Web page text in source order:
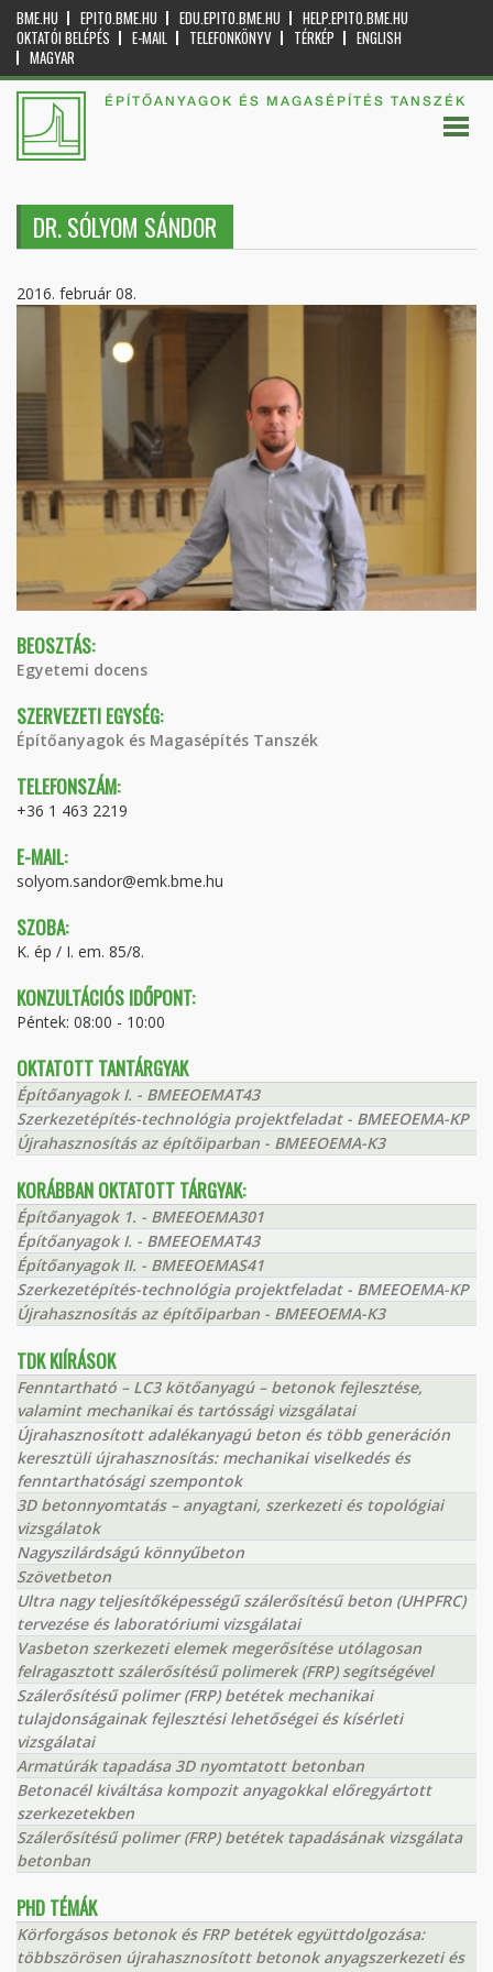
BME.HU EPITO.BME.HU EDU.EPITO.BME.HU
HELP.EPITO.BME.HU
OKTATÓI BELÉPÉS
E-MAIL TELEFONKÖNYV TÉRKÉP
ENGLISH
MAGYAR
ÉPÍTŐANYAGOK ÉS MAGASÉPÍTÉS TANSZÉK
DR. SÓLYOM SÁNDOR
2016. február 08.
BEOSZTÁS:
Egyetemi docens
SZERVEZETI EGYSÉG:
Építőanyagok és Magasépítés Tanszék
TELEFONSZÁM:
+36 1 463 2219
E-MAIL:
solyom.sandor@emk.bme.hu
SZOBA:
K. ép / I. em. 85/8.
KONZULTÁCIÓS IDŐPONT:
Péntek: 08:00 - 10:00
OKTATOTT TANTÁRGYAK
Építőanyagok I. - BMEEOEMAT43
Szerkezetépítés-technológia projektfeladat - BMEEOEMA-KP
Újrahasznosítás az építőiparban - BMEEOEMA-K3
KORÁBBAN OKTATOTT TÁRGYAK:
Építőanyagok 1. - BMEEOEMA301
Építőanyagok I. - BMEEOEMAT43
Építőanyagok II. - BMEEOEMAS41
Szerkezetépítés-technológia projektfeladat - BMEEOEMA-KP
Újrahasznosítás az építőiparban - BMEEOEMA-K3
TDK KIÍRÁSOK
Fenntartható – LC3 kötőanyagú – betonok fejlesztése,
valamint mechanikai és tartóssági vizsgálatai
Újrahasznosított adalékanyagú beton és több generáción
keresztüli újrahasznosítás: mechanikai viselkedés és
fenntarthatósági szempontok
3D betonnyomtatás – anyagtani, szerkezeti és topológiai
vizsgálatok
Nagyszilárdságú könnyűbeton
Szövetbeton
Ultra nagy teljesítőképességű szálerősítésű beton (UHPFRC)
tervezése és laboratóriumi vizsgálatai
Vasbeton szerkezeti elemek megerősítése utólagosan
felragasztott szálerősítésű polimerek (FRP) segítségével
Szálerősítésű polimer (FRP) betétek mechanikai
tulajdonságainak fejlesztési lehetőségei és kísérleti
vizsgálatai
Armatúrák tapadása 3D nyomtatott betonban
Betonacél kiváltása kompozit anyagokkal előregyártott
szerkezetekben
Szálerősítésű polimer (FRP) betétek tapadásának vizsgálata
betonban
PHD TÉMÁK
Körforgásos betonok és FRP betétek együttdolgozása:
többszörösen újrahasznosított betonok anyagszerkezeti és